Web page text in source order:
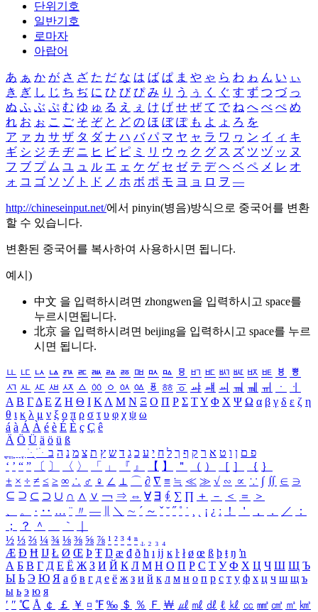
단위기호
일반기호
로마자
아랍어
あ ぁ か が さ ざ た だ な は ば ぱ ま や ゃ ら わ ゎ ん い ぃ
き ぎ し じ ち ぢ に ひ び ぴ み り う ぅ く ぐ す ず つ づ っ
ぬ ふ ぶ ぷ む ゆ ゅ る え ぇ け げ せ ぜ て で ね へ べ ぺ め
れ お ぉ こ ご そ ぞ と ど の ほ ぼ ぽ も よ ょ ろ を
ア ァ カ サ ザ タ ダ ナ ハ バ パ マ ヤ ャ ラ ワ ヮ ン イ ィ キ
ギ シ ジ チ ヂ ニ ヒ ビ ピ ミ リ ウ ゥ ク グ ス ズ ツ ヅ ッ ヌ
フ ブ プ ム ユ ュ ル エ ェ ケ ゲ セ ゼ テ デ ヘ ベ ペ メ レ オ
ォ コ ゴ ソ ゾ ト ド ノ ホ ボ ポ モ ヨ ョ ロ ヲ ―
http://chineseinput.net/에서 pinyin(병음)방식으로 중국어를 변환
할 수 있습니다.
변환된 중국어를 복사하여 사용하시면 됩니다.
예시)
中文 을 입력하시려면 zhongwen을 입력하시고 space를
누르시면됩니다.
北京 을 입력하시려면 beijing을 입력하시고 space를 누르
시면 됩니다.
ㅥ ㅦ ㅧ ㅨ ㅩ ㅪ ㅫ ㅬ ㅭ ㅮ ㅯ ㅰ ㅱ ㅲ ㅳ ㅴ ㅵ ㅶ ㅷ ㅸ
ㅹ
ㅺ ㅻ ㅼ ㅽ ㅾ ㅿ ㆀ ㆁ ㆂ ㆃ ㆄ ㆅ ㆆ ㆇ ㆈ ㆉ ㆊ ㆋ ㆌ ㆍ
ㆎ
Α Β ΓΔ Ε Ζ Η Θ Ι ΚΛ Μ Ν Ξ Ο Π Ρ Σ ΤΥ Φ Χ Ψ Ω α β γ δ ε ζ η
θ ι κ λ μ ν ξ ο π ρ σ τ υ φ χ ψ ω
á à Á À é è É È ç Ç ê
Ä Ö Ü ä ö ü ß
ִֶֹ ֻּ ׁׂ פ ם ן ו ט א ר ק ף ך ל ח י ע כ ג ד ש ץ ת צ מ נ ה ב
‘ ’ “ ” 〔 〕 〈 〉 「 」 『 』 【 】 ＂ （ ） ［ ］ ｛ ｝
± × ÷ ≠ ≤ ≥ ∞ ∴ ♂ ♀ ∠ ⊥ ⌒ ∂ ∇ ≡ ≒ ≪ ≫ √ ∽ ∝ ∵ ∫ ∬ ∈ ∋
⊆ ⊇ ⊂ ⊃ ∪ ∩ ∧ ∨ ￢ ⇒ ⇔ ∀ ∃ ∮ ∑ ∏ ＋ － ＜ ＝
＞
、
。 · ‥ … ¨ 〃 ― ＼ ∼ ´ ～ ˇ ˘ ˝ ˚ ˙ ¸ ¡ ¿ ː ！ ＇ ， ． ／
：
；
？ ＾ ｀
½ ⅓ ⅔ ¼ ¾ ⅛ ⅜ ⅝ ⅞ ¹ ² ³ ⁴ ⁿ ₁ ₂ ₃ ₄
Æ Ð Ħ Ĳ Ł Ø Œ Þ Ŧ Ŋ æ đ ð ħ ı ĳ ĸ ŀ ł ø œ ß þ ŧ ŋ ŉ
А Б В Г Д Е Ё Ж З И Й К Л М Н О П Р С Т У Ф Х Ц Ч Ш Щ Ъ
Ы Ь Э Ю Я а б в г д е ё ж з и й к л м н о п р с т у ф х ц ч ш щ ъ
ы ь э ю я
′ ″ ℃ Å ￠ ￡ ￥ ¤ ℉ ‰ ＄ ％ Ｆ ￦ ㎕ ㎖ ㎗ ℓ ㎘ ㏄ ㎣ ㎤ ㎥ ㎦